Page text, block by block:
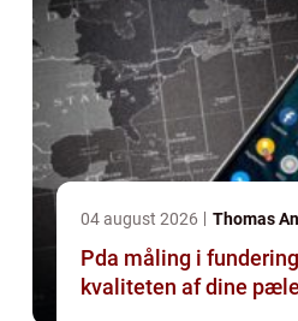
04 august 2026 Thomas
Pda måling i
kvaliteten af dine